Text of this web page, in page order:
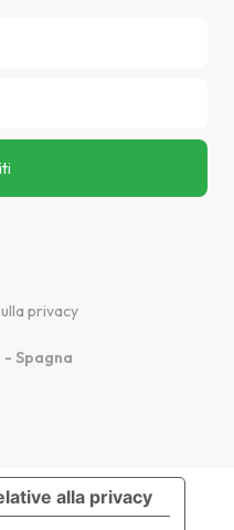
privacy
Spagna
alla privacy